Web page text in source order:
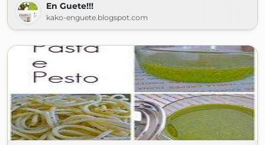
En Guete!!!
kako-enguete.blogspot.com